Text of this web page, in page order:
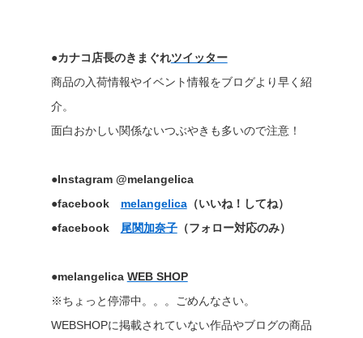
●カナコ店長のきまぐれツイッター
商品の入荷情報やイベント情報をブログより早く紹
介。
面白おかしい関係ないつぶやきも多いので注意！
●Instagram @melangelica
●facebook melangelica（いいね！してね）
●facebook 尾関加奈子（フォロー対応のみ）
●melangelica WEB SHOP
※ちょっと停滞中。。。ごめんなさい。
WEBSHOPに掲載されていない作品やブログの商品